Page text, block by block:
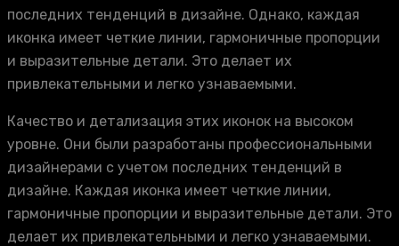
последних тенденций в дизайне. Однако, каждая
иконка имеет четкие линии, гармоничные пропорции
и выразительные детали. Это делает их
привлекательными и легко узнаваемыми.
Качество и детализация этих иконок на высоком
уровне. Они были разработаны профессиональными
дизайнерами с учетом последних тенденций в
дизайне. Каждая иконка имеет четкие линии,
гармоничные пропорции и выразительные детали. Это
делает их привлекательными и легко узнаваемыми.